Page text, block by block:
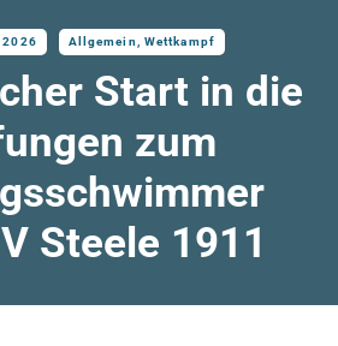
2026 Allgemein Wettkampf
Start in die
zum
Steele 1911